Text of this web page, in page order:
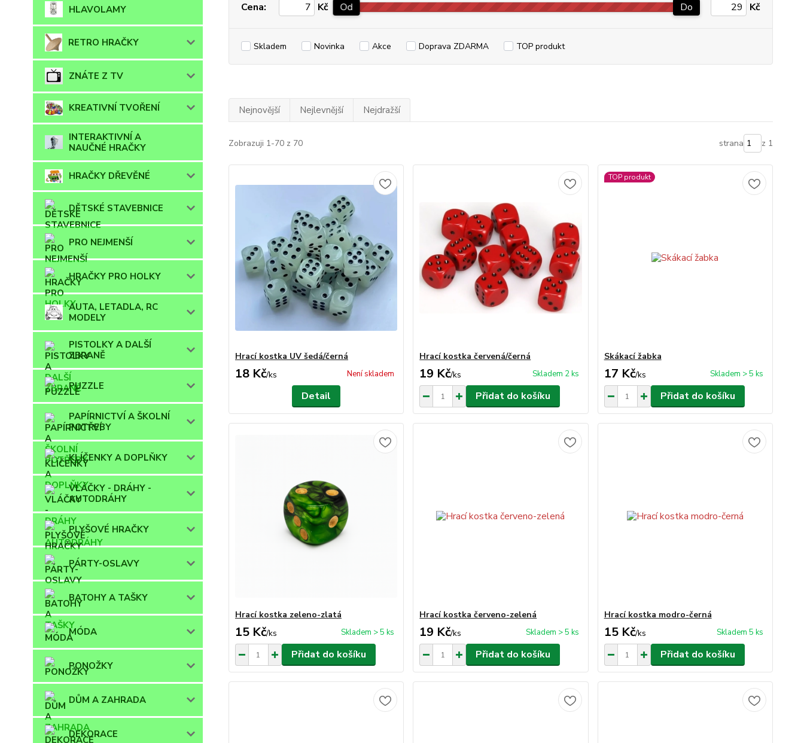
HLAVOLAMY
RETRO HRAČKY
ZNÁTE Z TV
KREATIVNÍ TVOŘENÍ
INTERAKTIVNÍ A
NAUČNÉ HRAČKY
HRAČKY DŘEVĚNÉ
DĚTSKÉ STAVEBNICE
PRO NEJMENŠÍ
HRAČKY PRO HOLKY
AUTA, LETADLA, RC
MODELY
PISTOLKY A DALŠÍ
ZBRANĚ
PUZZLE
PAPÍRNICTVÍ A ŠKOLNÍ
POTŘEBY
KLÍČENKY A DOPLŇKY
VLÁČKY - DRÁHY -
AUTODRÁHY
PLYŠOVÉ HRAČKY
PÁRTY-OSLAVY
BATOHY A TAŠKY
MÓDA
PONOŽKY
DŮM A ZAHRADA
DEKORACE
Cena: Kč Od Do Kč
Skladem Novinka Akce Doprava ZDARMA TOP produkt
Nejnovější Nejlevnější Nejdražší
Zobrazuji 1-70 z 70 strana z 1
Hrací kostka UV šedá/černá
18 Kč/ks Není skladem
Detail
Hrací kostka červená/černá
19 Kč/ks Skladem 2 ks
Přidat do košíku
TOP produkt
Skákací žabka
17 Kč/ks Skladem > 5 ks
Přidat do košíku
Hrací kostka zeleno-zlatá
15 Kč/ks Skladem > 5 ks
Přidat do košíku
Hrací kostka červeno-zelená
19 Kč/ks Skladem > 5 ks
Přidat do košíku
Hrací kostka modro-černá
15 Kč/ks Skladem 5 ks
Přidat do košíku